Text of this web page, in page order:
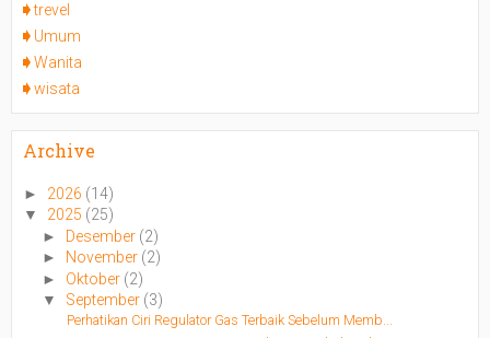
trevel
Umum
Wanita
wisata
Archive
► 2026 (14)
▼ 2025 (25)
► Desember (2)
►
November (2)
► Oktober (2)
▼ September (3)
Perhatikan Ciri Regulator Gas Terbaik Sebelum Memb...